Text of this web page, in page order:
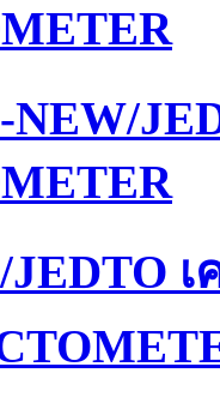
NEW/
JEDTO